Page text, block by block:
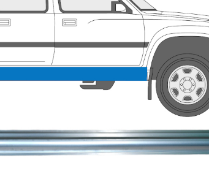
Jeep
MAN
Nissan